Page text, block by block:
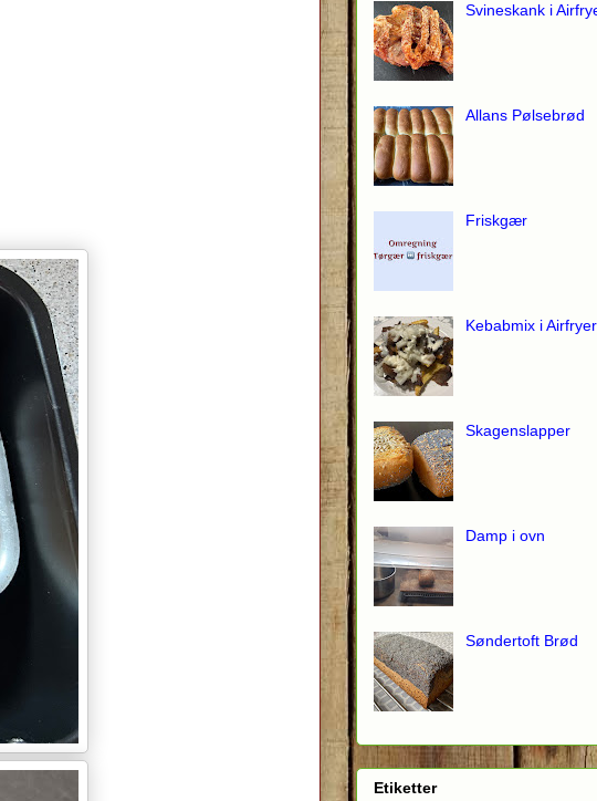
Svineskank i
Allans Pølsebrød
Friskgær
Kebabmix i Airfryer
Skagenslapper
Damp i ovn
Søndertoft Brød
Etiketter